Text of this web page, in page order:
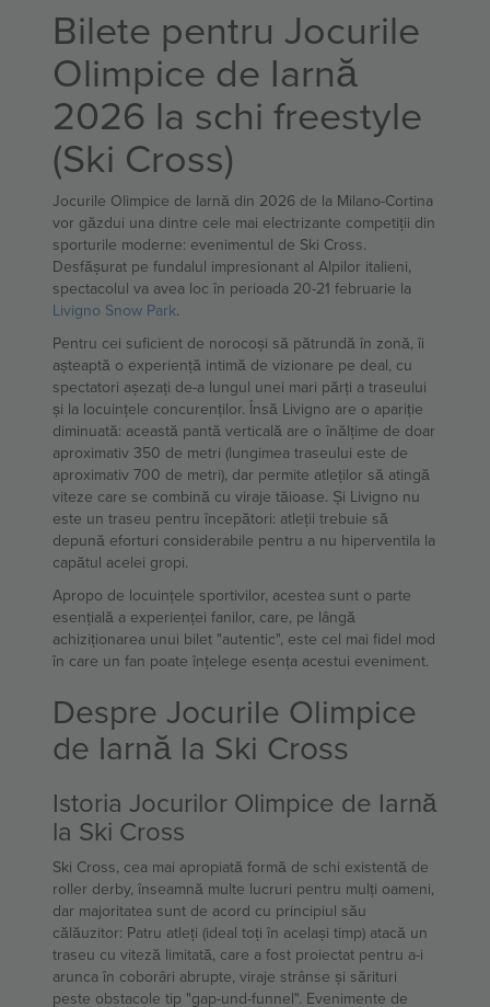
Bilete pentru Jocurile
Olimpice de Iarnă
2026 la schi freestyle
(Ski Cross)
Jocurile Olimpice de Iarnă din 2026 de la Milano-Cortina
vor găzdui una dintre cele mai electrizante competiții din
sporturile moderne: evenimentul de Ski Cross.
Desfășurat pe fundalul impresionant al Alpilor italieni,
spectacolul va avea loc în perioada 20-21 februarie la
Livigno Snow Park.
Pentru cei suficient de norocoși să pătrundă în zonă, îi
așteaptă o experiență intimă de vizionare pe deal, cu
spectatori așezați de-a lungul unei mari părți a traseului
și la locuințele concurenților. Însă Livigno are o apariție
diminuată: această pantă verticală are o înălțime de doar
aproximativ 350 de metri (lungimea traseului este de
aproximativ 700 de metri), dar permite atleților să atingă
viteze care se combină cu viraje tăioase. Și Livigno nu
este un traseu pentru începători: atleții trebuie să
depună eforturi considerabile pentru a nu hiperventila la
capătul acelei gropi.
Apropo de locuințele sportivilor, acestea sunt o parte
esențială a experienței fanilor, care, pe lângă
achiziționarea unui bilet "autentic", este cel mai fidel mod
în care un fan poate înțelege esența acestui eveniment.
Despre Jocurile Olimpice
de Iarnă la Ski Cross
Istoria Jocurilor Olimpice de Iarnă
la Ski Cross
Ski Cross, cea mai apropiată formă de schi existentă de
roller derby, înseamnă multe lucruri pentru mulți oameni,
dar majoritatea sunt de acord cu principiul său
călăuzitor: Patru atleți (ideal toți în același timp) atacă un
traseu cu viteză limitată, care a fost proiectat pentru a-i
arunca în coborâri abrupte, viraje strânse și sărituri
peste obstacole tip "gap-und-funnel". Evenimente de